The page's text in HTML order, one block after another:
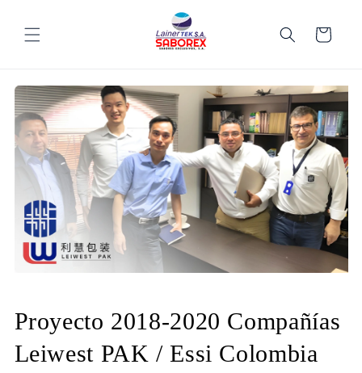
al contenido
Carrito
Proyecto 2018-2020 Compañías
Leiwest PAK / Essi Colombia